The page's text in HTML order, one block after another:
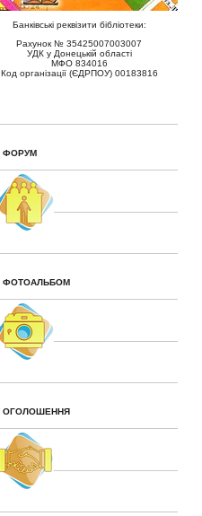
Банківські реквізити бібліотеки:
Рахунок № 35425007003007
УДК у Донецькій області
МФО 834016
Код організації (ЄДРПОУ) 00183816
ФОРУМ
ФОТОАЛЬБОМ
ОГОЛОШЕННЯ